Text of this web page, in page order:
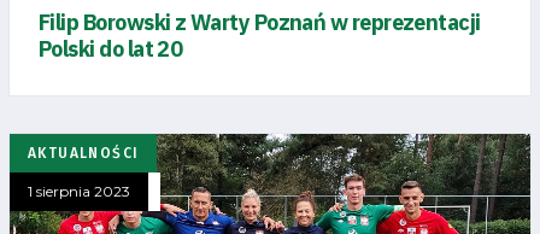
Filip Borowski z Warty Poznań w reprezentacji
Polski do lat 20
AKTUALNOŚCI
1 sierpnia 2023